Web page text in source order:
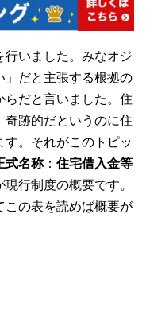
行いました。みなオジ
」だと主張する根拠の
だと言いました。住
跡的だというのに住
。それがこのトピッ
式名称： 住宅借入金等
行制度の概要です。
この表を読めば概要が